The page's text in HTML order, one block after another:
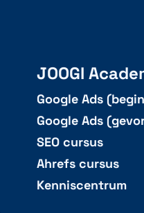
JOOGI
Google Ads
Google Ads
SEO cursus
Ahrefs cursus
Kenniscentrum